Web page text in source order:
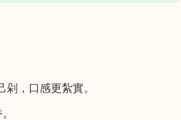
，口感更紮實。